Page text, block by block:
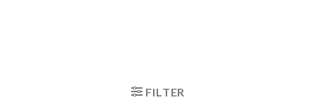
FILTER